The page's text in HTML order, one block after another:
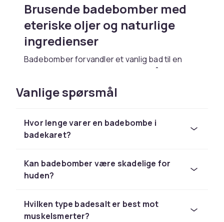
Brusende badebomber med
eteriske oljer og naturlige
ingredienser
Badebomber forvandler et vanlig bad til en
fargerik og duftende opplevelse. Våre
naturlige pigmenter og pleiende ingredienser
badebombe oppi varmt vann og nyt den
brusende reaksjonen.
avslapning og velvære
Epsom-salt hjelper med å avslappende trøtte
muskler og lindre spenninger. Badeskum
Vanlige spørsmål
Hvor lenge varer en badebombe i
badekaret?
Kan badebomber være skadelige for
huden?
Hvilken type badesalt er best mot
muskelsmerter?